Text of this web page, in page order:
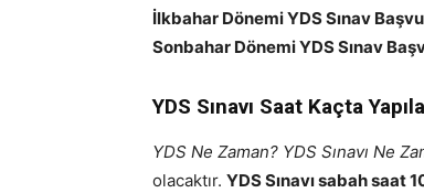
İlkbahar Dönemi YDS Sınav
Sonbahar Dönemi YDS Sınav
YDS Sınavı Saat Kaçta
YDS Ne Zaman? YDS Sınavı Ne
olacaktır. YDS Sınavı sabah saat